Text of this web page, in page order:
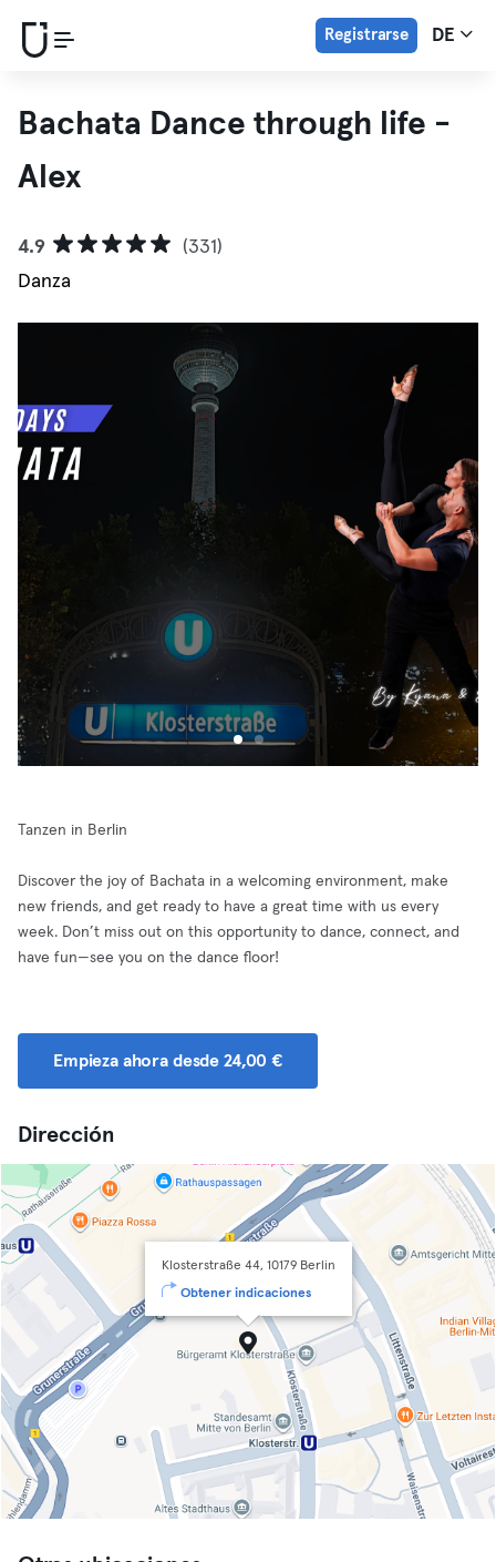
Registrarse DE
Bachata Dance through life -
Alex
4.9
(331)
Danza
Tanzen in Berlin
Discover the joy of Bachata in a welcoming environment, make
new friends, and get ready to have a great time with us every
week. Don’t miss out on this opportunity to dance, connect, and
have fun—see you on the dance floor!
Empieza ahora desde 24,00 €
Dirección
Klosterstraße 44, 10179 Berlin
Obtener indicaciones